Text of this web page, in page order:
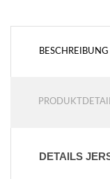
BESCHREIBUNG
DETAILS